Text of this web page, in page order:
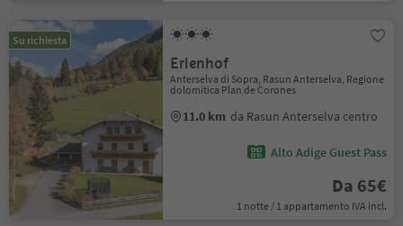
Su richiesta
Erlenhof
Anterselva di Sopra, Rasun Anterselva, Regione
dolomitica Plan de Corones
11.0 km da Rasun Anterselva centro
Alto Adige Guest Pass
Da 65€
1 notte / 1 appartamento IVA incl.